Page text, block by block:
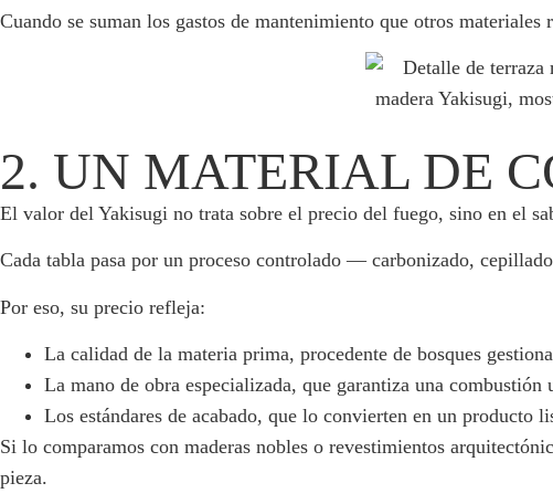
Cuando se suman los gastos de mantenimiento que otros
2. UN MATERIAL DE
El valor del Yakisugi no trata sobre el precio del fuego, sino en el
Cada tabla pasa por un proceso controlado — carbonizado,
Por eso, su precio refleja:
La calidad de la materia prima, procedente de bosques
La mano de obra especializada, que garantiza una
Los estándares de acabado, que lo convierten en un producto
Si lo comparamos con maderas nobles o revestimientos
pieza.